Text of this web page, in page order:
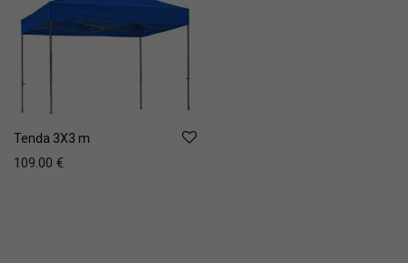
Tenda 3X3 m
109.00 €